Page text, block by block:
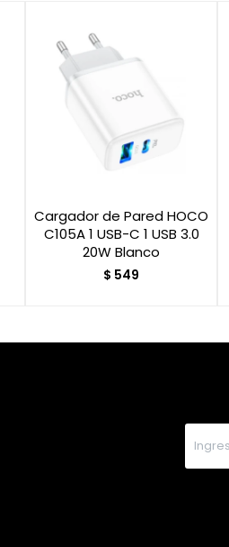
Cargador de Pared HOCO
C105A 1 USB-C 1 USB 3.0
20W Blanco
$ 549